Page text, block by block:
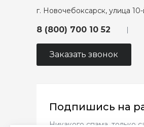
г. Новочебоксарск, улица
8 (800) 700 10 52
Заказать звонок
Подпишись на
Никакого спама, только